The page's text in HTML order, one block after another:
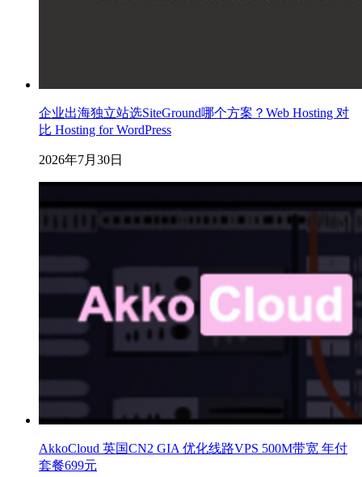
企业出海独立站选SiteGround哪个方案？Web Hosting 对
比 Hosting for WordPress
2026年7月30日
AkkoCloud 英国CN2 GIA 优化线路VPS 500M带宽 年付
套餐699元